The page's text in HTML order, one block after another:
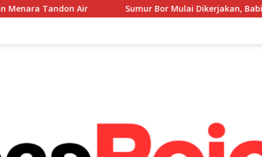
Sumur Bor Mulai Dikerjakan, Babinsa Hadir Kawal